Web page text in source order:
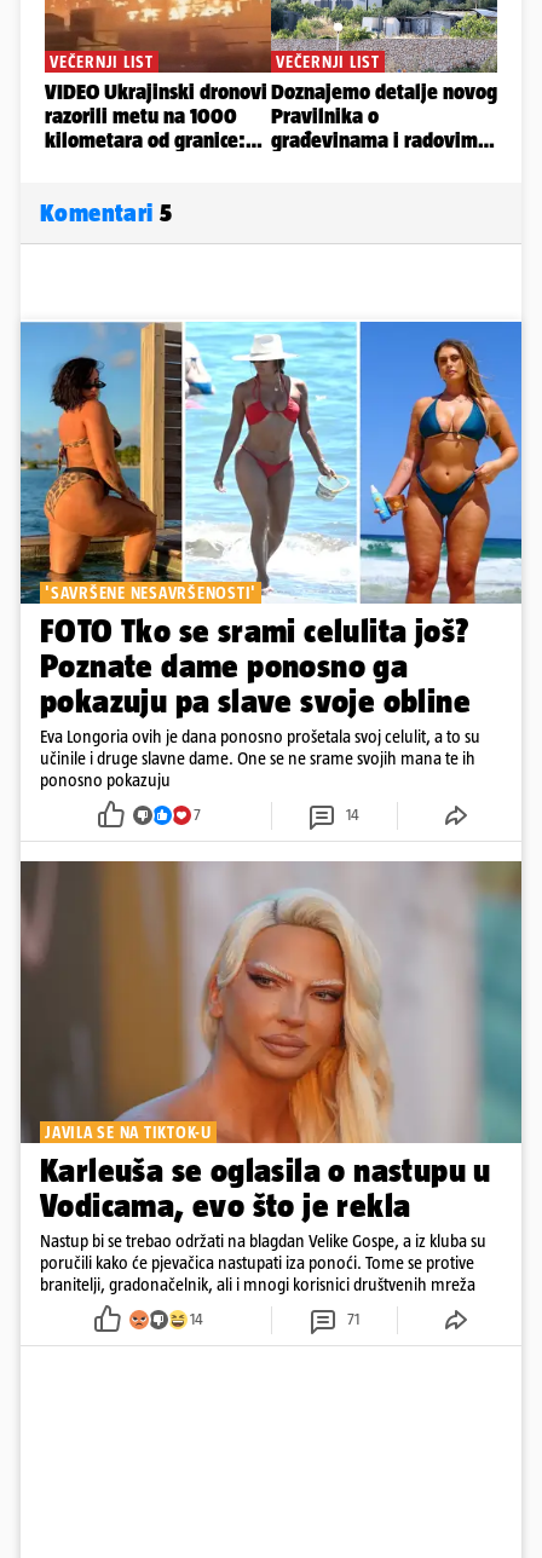
Komentari 5
'SAVRŠENE NESAVRŠENOSTI'
FOTO Tko se srami celulita još?
Poznate dame ponosno ga
pokazuju pa slave svoje obline
Eva Longoria ovih je dana ponosno prošetala svoj celulit, a to su
učinile i druge slavne dame. One se ne srame svojih mana te ih
ponosno pokazuju
7 14
JAVILA SE NA TIKTOK-U
Karleuša se oglasila o nastupu u
Vodicama, evo što je rekla
Nastup bi se trebao održati na blagdan Velike Gospe, a iz kluba su
poručili kako će pjevačica nastupati iza ponoći. Tome se protive
branitelji, gradonačelnik, ali i mnogi korisnici društvenih mreža
14 71